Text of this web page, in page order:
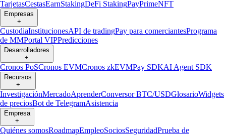
TarjetasCestasEarnStakingDeFi StakingPayPrimeNFT
Empresas
+
CustodiaInstitucionesAPI de tradingPay para comerciantesPrograma
de MMPortal VIPPredicciones
Desarrolladores
+
Cronos PoSCronos EVMCronos zkEVMPay SDKAI Agent SDK
Recursos
+
InvestigaciónMercadoAprenderConversor BTC/USDGlosarioWidgets
de preciosBot de TelegramAsistencia
Empresa
+
Quiénes somosRoadmapEmpleoSociosSeguridadPrueba de